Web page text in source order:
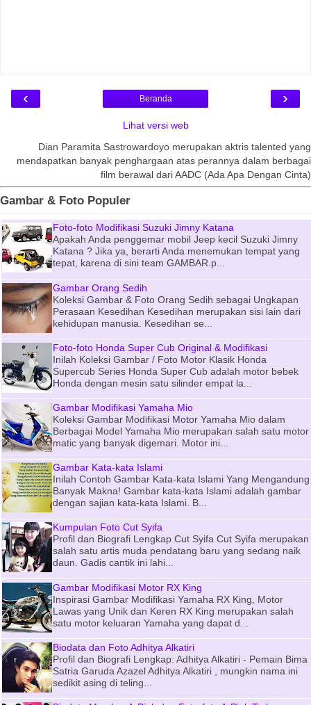
‹ ›
Beranda
Lihat versi web
Dian Paramita Sastrowardoyo merupakan aktris talented yang
mendapatkan banyak penghargaan atas perannya dalam berbagai
film berawal dari AADC (Ada Apa Dengan Cinta)
Gambar & Foto Populer
Foto-foto Modifikasi Suzuki Jimny Katana
Apakah Anda penggemar mobil Jeep kecil Suzuki Jimny
Katana ? Jika ya, berarti Anda menemukan tempat yang
tepat, karena di sini team GAMBAR.p...
Gambar Orang Sedih
Koleksi Gambar & Foto Orang Sedih sebagai Ungkapan
Perasaan Kesedihan Kesedihan merupakan sisi lain dari
kehidupan manusia. Kesedihan se...
Foto-foto Honda Super Cub Original & Modifikasi
Inilah Koleksi Gambar / Foto Motor Klasik Honda
Supercub Series Honda Super Cub adalah motor bebek
Honda dengan mesin satu silinder empat la...
Gambar Modifikasi Yamaha Mio
Koleksi Gambar Modifikasi Motor Yamaha Mio dalam
Berbagai Model Yamaha Mio merupakan salah satu motor
matic yang banyak digemari. Motor ini...
Gambar Kata-kata Islami
Inilah Contoh Gambar Kata-kata Islami Yang Mengandung
Banyak Makna! Gambar kata-kata Islami adalah gambar
dengan sajian kata-kata Islami. B...
Kumpulan Foto Cut Syifa
Profil dan Biografi Lengkap Cut Syifa Cut Syifa merupakan
salah satu artis muda pendatang baru yang sedang naik
daun. Gadis cantik ini lahi...
Gambar Modifikasi Motor RX King
Inspirasi Gambar Modifikasi Yamaha RX King, Motor
Lawas yang Unik dan Keren RX King merupakan salah
satu motor keluaran Yamaha yang dapat d...
Biodata dan Foto Adhitya Alkatiri
Profil dan Biografi Lengkap: Adhitya Alkatiri - Pemain Bima
Satria Garuda Azazel Adhitya Alkatiri , mungkin nama ini
sedikit asing di teling...